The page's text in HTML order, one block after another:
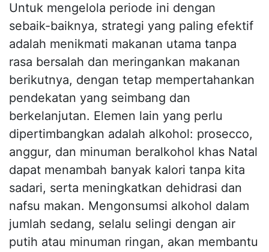
Untuk mengelola periode ini dengan
sebaik-baiknya, strategi yang paling efektif
adalah menikmati makanan utama tanpa
rasa bersalah dan meringankan makanan
berikutnya, dengan tetap mempertahankan
pendekatan yang seimbang dan
berkelanjutan. Elemen lain yang perlu
dipertimbangkan adalah alkohol: prosecco,
anggur, dan minuman beralkohol khas Natal
dapat menambah banyak kalori tanpa kita
sadari, serta meningkatkan dehidrasi dan
nafsu makan. Mengonsumsi alkohol dalam
jumlah sedang, selalu selingi dengan air
putih atau minuman ringan, akan membantu